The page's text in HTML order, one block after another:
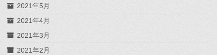
2021年5月
2021年4月
2021年3月
2021年2月